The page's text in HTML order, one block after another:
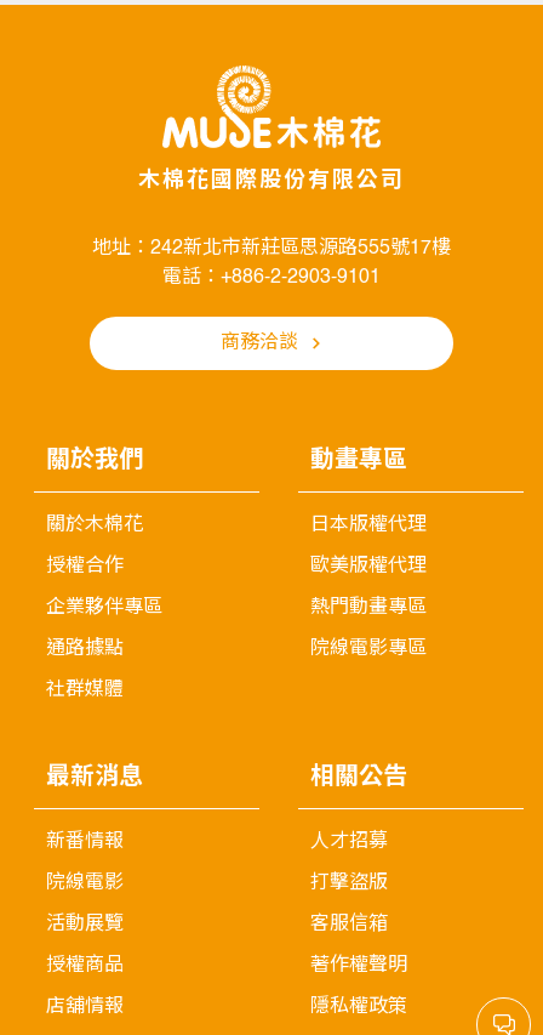
木棉花國際股份有限公司
地址：242新北市新莊區思源路555號17樓
電話：+886-2-2903-9101
商務洽談
關於我們
關於木棉花
授權合作
企業夥伴專區
通路據點
社群媒體
動畫專區
日本版權代理
歐美版權代理
熱門動畫專區
院線電影專區
最新消息
新番情報
院線電影
活動展覽
授權商品
店舖情報
相關公告
人才招募
打擊盜版
客服信箱
著作權聲明
隱私權政策